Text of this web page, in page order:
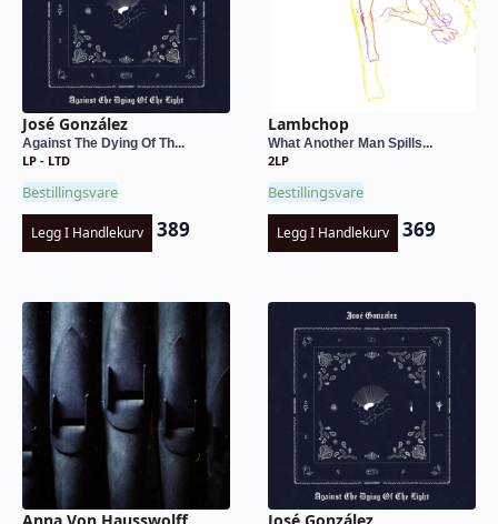
José González
Against The Dying Of Th...
LP - LTD
Bestillingsvare
Legg I Handlekurv 389
Lambchop
What Another Man Spills...
2LP
Bestillingsvare
Legg I Handlekurv 369